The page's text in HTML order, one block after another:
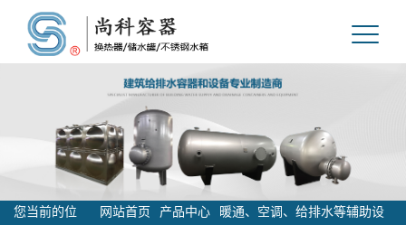
您当前的位
网站首页
产品中心
暖通、空调、给排水等辅助设